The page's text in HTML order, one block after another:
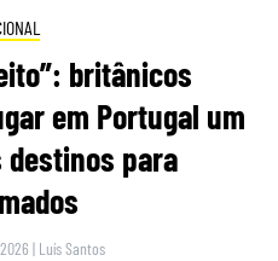
britânicos
em Portugal um
para
| Luís Santos